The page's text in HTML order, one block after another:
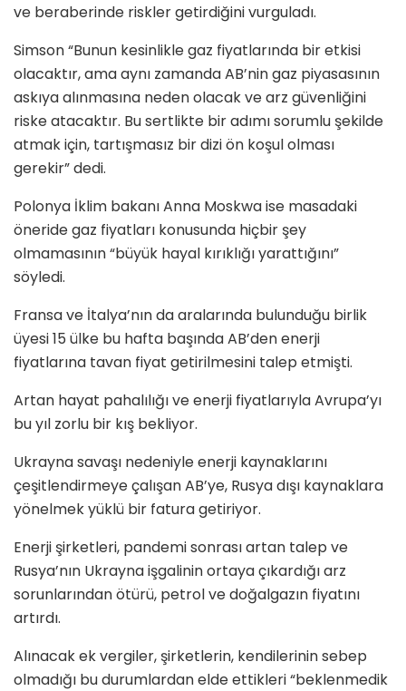
ve beraberinde riskler getirdiğini vurguladı.
Simson “Bunun kesinlikle gaz fiyatlarında bir etkisi
olacaktır, ama aynı zamanda AB’nin gaz piyasasının
askıya alınmasına neden olacak ve arz güvenliğini
riske atacaktır. Bu sertlikte bir adımı sorumlu şekilde
atmak için, tartışmasız bir dizi ön koşul olması
gerekir” dedi.
Polonya İklim bakanı Anna Moskwa ise masadaki
öneride gaz fiyatları konusunda hiçbir şey
olmamasının “büyük hayal kırıklığı yarattığını”
söyledi.
Fransa ve İtalya’nın da aralarında bulunduğu birlik
üyesi 15 ülke bu hafta başında AB’den enerji
fiyatlarına tavan fiyat getirilmesini talep etmişti.
Artan hayat pahalılığı ve enerji fiyatlarıyla Avrupa’yı
bu yıl zorlu bir kış bekliyor.
Ukrayna savaşı nedeniyle enerji kaynaklarını
çeşitlendirmeye çalışan AB’ye, Rusya dışı kaynaklara
yönelmek yüklü bir fatura getiriyor.
Enerji şirketleri, pandemi sonrası artan talep ve
Rusya’nın Ukrayna işgalinin ortaya çıkardığı arz
sorunlarından ötürü, petrol ve doğalgazın fiyatını
artırdı.
Alınacak ek vergiler, şirketlerin, kendilerinin sebep
olmadığı bu durumlardan elde ettikleri “beklenmedik